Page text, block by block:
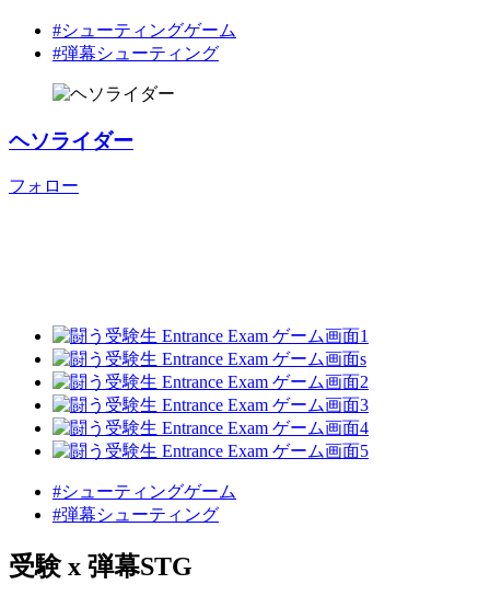
#シューティングゲーム
#弾幕シューティング
ヘソライダー
フォロー
#シューティングゲーム
#弾幕シューティング
受験 x 弾幕STG